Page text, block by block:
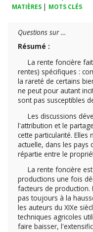
MATIÈRES | MOTS CLÉS
Questions sur …
Résumé :
La rente foncière fait
rentes) spécifiques :
la rareté de certains
ne peut pour autant
sont pas susceptibles
Les discussions
l'attribution et le
cette particularité. Elles
actuelle, dans les pays
répartie entre le
La rente foncière est
productions une fois
facteurs de production.
pas toujours à la
les auteurs du XIXe
techniques agricoles
faire baisser,